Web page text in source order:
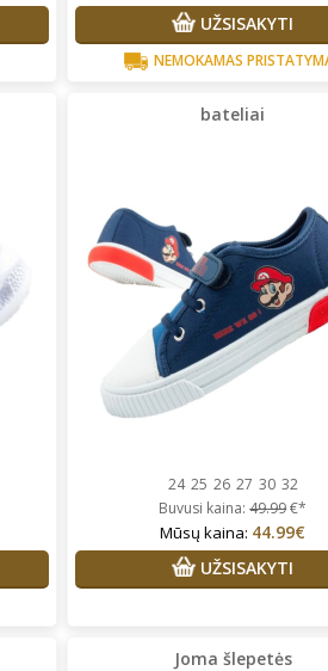
UŽSISAKYTI
NEMOKAMAS
bateliai
24 25 26 27 30 32
Buvusi kaina:49.99€*
Mūsų kaina: 44.99€
UŽSISAKYTI
Joma šlepetės